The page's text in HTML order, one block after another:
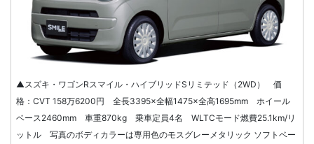
▲スズキ・ワゴンRスマイル・ハイブリッドSリミテッド（2WD） 価
格：CVT 158万6200円 全長3395×全幅1475×全高1695mm ホイール
ベース2460mm 車重870kg 乗車定員4名 WLTCモード燃費25.1km/リ
ットル 写真のボディカラーは専用色のモスグレーメタリック ソフトベー